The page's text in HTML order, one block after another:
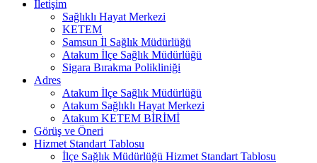
İletişim
Sağlıklı Hayat Merkezi
KETEM
Samsun İl Sağlık Müdürlüğü
Atakum İlçe Sağlık Müdürlüğü
Sigara Bırakma Polikliniği
Adres
Atakum İlçe Sağlık Müdürlüğü
Atakum Sağlıklı Hayat Merkezi
Atakum KETEM BİRİMİ
Görüş ve Öneri
Hizmet Standart Tablosu
İlçe Sağlık Müdürlüğü Hizmet Standart Tablosu